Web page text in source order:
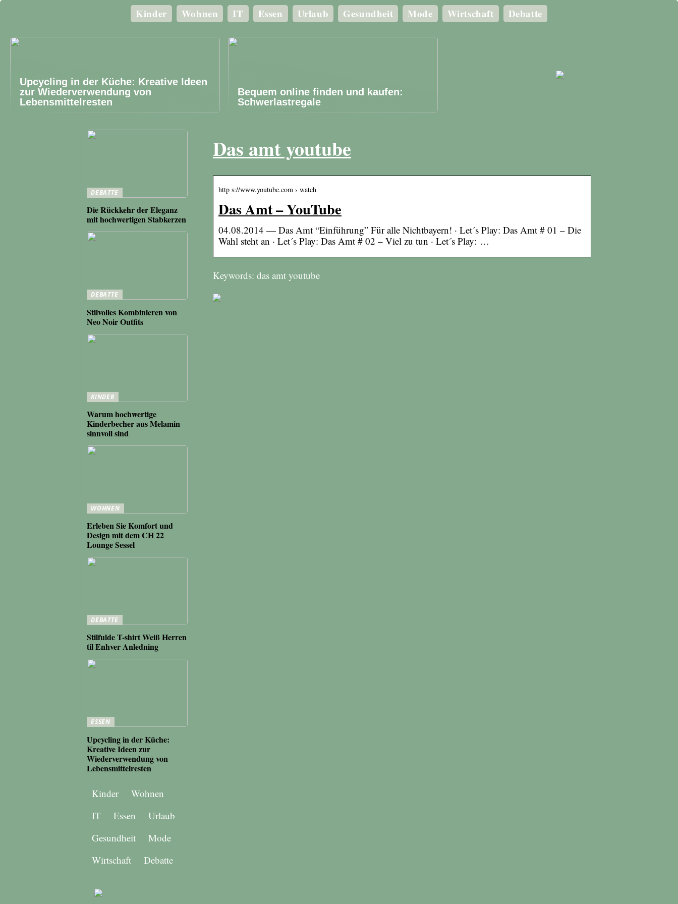
Kinder Wohnen IT Essen Urlaub Gesundheit Mode Wirtschaft Debatte
Upcycling in der Küche: Kreative Ideen
zur Wiederverwendung von
Lebensmittelresten
Bequem online finden und kaufen:
Schwerlastregale
Das amt youtube
http s://www.youtube.com › watch
Das Amt – YouTube
04.08.2014 — Das Amt “Einführung” Für alle Nichtbayern! · Let´s Play: Das Amt # 01 – Die
Wahl steht an · Let´s Play: Das Amt # 02 – Viel zu tun · Let´s Play: …
Keywords: das amt youtube
DEBATTE
Die Rückkehr der Eleganz
mit hochwertigen Stabkerzen
DEBATTE
Stilvolles Kombinieren von
Neo Noir Outfits
KINDER
Warum hochwertige
Kinderbecher aus Melamin
sinnvoll sind
WOHNEN
Erleben Sie Komfort und
Design mit dem CH 22
Lounge Sessel
DEBATTE
Stilfulde T-shirt Weiß Herren
til Enhver Anledning
ESSEN
Upcycling in der Küche:
Kreative Ideen zur
Wiederverwendung von
Lebensmittelresten
Kinder
Wohnen
IT
Essen
Urlaub
Gesundheit
Mode
Wirtschaft
Debatte